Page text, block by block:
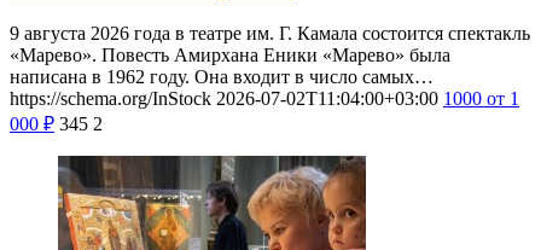
9 августа 2026 года в театре им. Г. Камала состоится спектакль
«Марево». Повесть Амирхана Еники «Марево» была
написана в 1962 году. Она входит в число самых…
https://schema.org/InStock 2026-07-02T11:04:00+03:00 1000 от 1
000 ₽ 345 2